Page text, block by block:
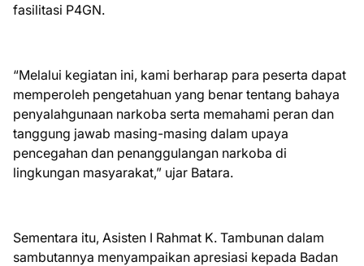
fasilitasi P4GN.
“Melalui kegiatan ini, kami berharap para peserta dapat
memperoleh pengetahuan yang benar tentang bahaya
penyalahgunaan narkoba serta memahami peran dan
tanggung jawab masing-masing dalam upaya
pencegahan dan penanggulangan narkoba di
lingkungan masyarakat,” ujar Batara.
Sementara itu, Asisten I Rahmat K. Tambunan dalam
sambutannya menyampaikan apresiasi kepada Badan